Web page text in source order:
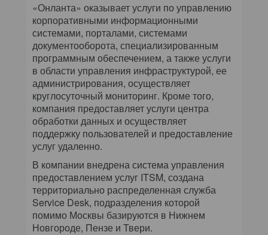
«Онланта» оказывает услуги по управлению
корпоративными информационными
системами, порталами, системами
документооборота, специализированным
программным обеспечением, а также услуги
в области управления инфраструктурой, ее
администрирования, осуществляет
круглосуточный мониторинг. Кроме того,
компания предоставляет услуги центра
обработки данных и осуществляет
поддержку пользователей и предоставление
услуг удаленно.
В компании внедрена система управления
предоставлением услуг ITSM, создана
территориально распределенная служба
Service Desk, подразделения которой
помимо Москвы базируются в Нижнем
Новгороде, Пензе и Твери.